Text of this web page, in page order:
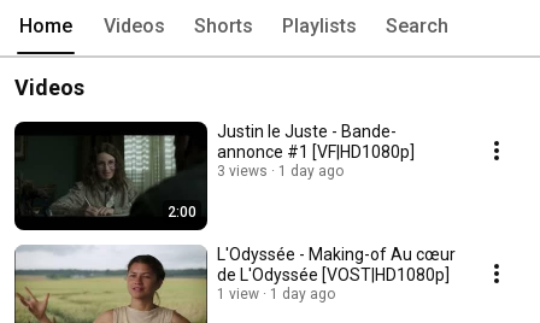
Home Videos Shorts Playlists Search
Videos
2:00
Justin le Juste - Bande-
annonce #1 [VF|HD1080p]
3 views 1 day ago
L'Odyssée - Making-of Au cœur
de L'Odyssée [VOST|HD1080p]
1 view 1 day ago